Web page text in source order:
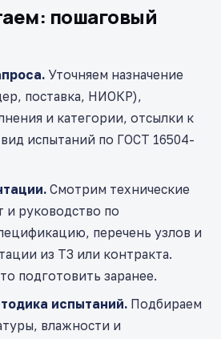
пошаговый
Уточняем назначение
поставка, НИОКР),
и категории, отсылки к
испытаний по ГОСТ 16504-
Смотрим технические
и руководство по
перечень узлов и
из ТЗ или контракта.
подготовить заранее.
испытаний. Подбираем
влажности и